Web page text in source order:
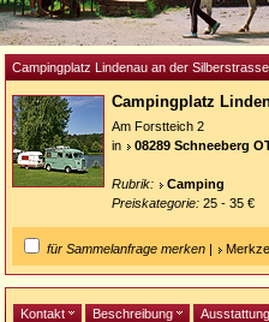
Campingplatz Lindenau an der
Campingplatz
Am Forstteich 2
in
08289 Schneeberg
Rubrik:
Camping
Preiskategorie: 25 - 35 €
für Sammelanfrage merken |
Kontakt Beschreibung Ausstattung